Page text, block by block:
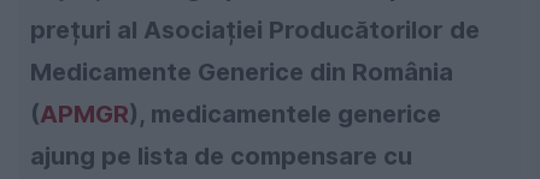
prețuri al Asociației Producătorilor de
Medicamente Generice din România
(APMGR), medicamentele generice
ajung pe lista de compensare cu